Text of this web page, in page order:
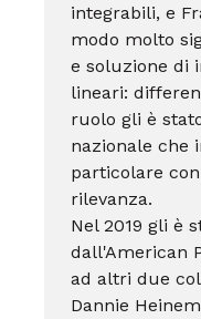
integrabili, e
modo molto
e soluzione di
lineari:
ruolo gli è
nazionale che
particolare
rilevanza.
Nel 2019 gli è
dall'American
ad altri due
Dannie